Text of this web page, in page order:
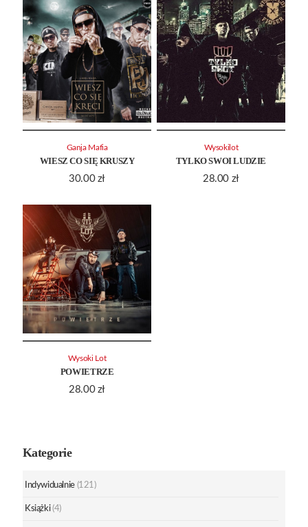
WIESZ CO SIĘ KRUSZY
30.00 zł
Ganja Mafia
TYLKO SWOI LUDZIE
28.00 zł
Wysokilot
POWIETRZE
28.00 zł
Wysoki Lot
Kategorie
Indywidualnie (121)
Książki (4)